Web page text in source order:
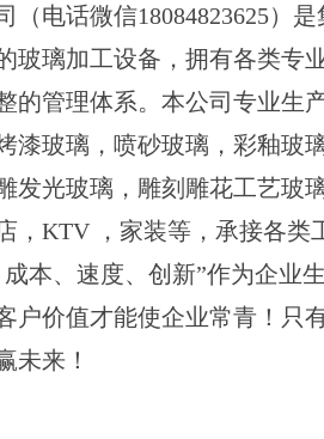
（电话微信18084823625）
玻璃加工设备，拥有各类专
的管理体系。本公司专业生
漆玻璃，喷砂玻璃，彩釉玻
发光玻璃，雕刻雕花工艺玻
，KTV ，家装等，承接各
本、速度、创新”作为企业
户价值才能使企业常青！只
未来！